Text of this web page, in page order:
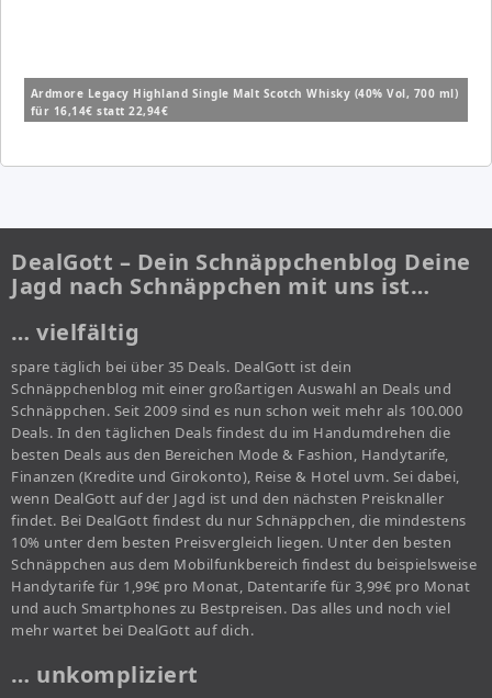
Ardmore Legacy Highland Single Malt Scotch Whisky (40% Vol, 700 ml)
für 16,14€ statt 22,94€
DealGott – Dein Schnäppchenblog Deine
Jagd nach Schnäppchen mit uns ist…
… vielfältig
spare täglich bei über 35 Deals. DealGott ist dein
Schnäppchenblog mit einer großartigen Auswahl an Deals und
Schnäppchen. Seit 2009 sind es nun schon weit mehr als 100.000
Deals. In den täglichen Deals findest du im Handumdrehen die
besten Deals aus den Bereichen Mode & Fashion, Handytarife,
Finanzen (Kredite und Girokonto), Reise & Hotel uvm. Sei dabei,
wenn DealGott auf der Jagd ist und den nächsten Preisknaller
findet. Bei DealGott findest du nur Schnäppchen, die mindestens
10% unter dem besten Preisvergleich liegen. Unter den besten
Schnäppchen aus dem Mobilfunkbereich findest du beispielsweise
Handytarife für 1,99€ pro Monat, Datentarife für 3,99€ pro Monat
und auch Smartphones zu Bestpreisen. Das alles und noch viel
mehr wartet bei DealGott auf dich.
… unkompliziert